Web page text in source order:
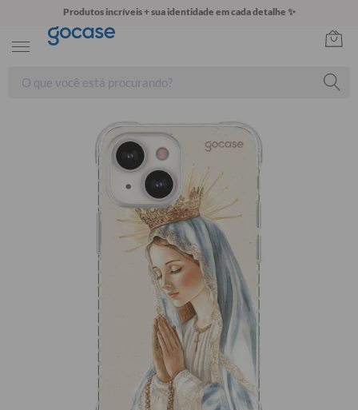
Produtos incríveis + sua identidade em cada detalhe ✨